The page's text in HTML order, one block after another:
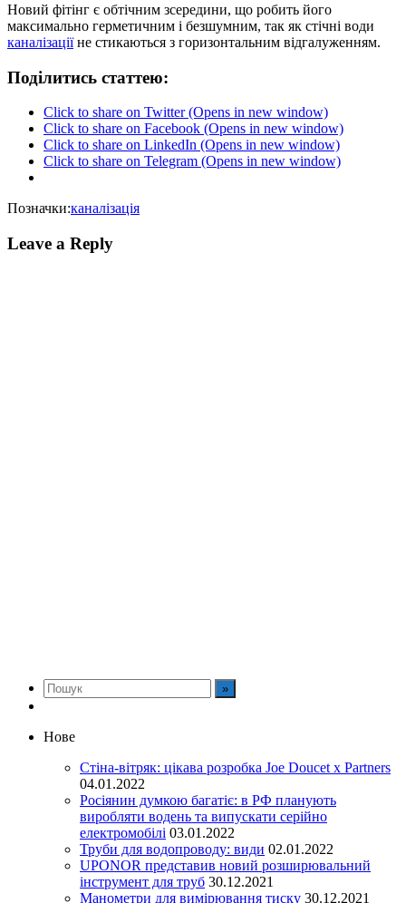
Новий фітінг є обтічним зсередини, що робить його
максимально герметичним і безшумним, так як стічні води
каналізаціїне стикаються з горизонтальним відгалуженням.
Поділитись статтею:
Click to share on Twitter (Opens in new window)
Click to share on Facebook (Opens in new window)
Click to share on LinkedIn (Opens in new window)
Click to share on Telegram (Opens in new window)
Позначки:каналізація
Leave a Reply
Нове
Стіна-вітряк: цікава розробка Joe Doucet x Partners
04.01.2022
Росіянин думкою багатіє: в РФ планують
виробляти водень та випускати серійно
електромобілі 03.01.2022
Труби для водопроводу: види 02.01.2022
UPONOR представив новий розширювальний
інструмент для труб 30.12.2021
Манометри для вимірювання тиску 30.12.2021